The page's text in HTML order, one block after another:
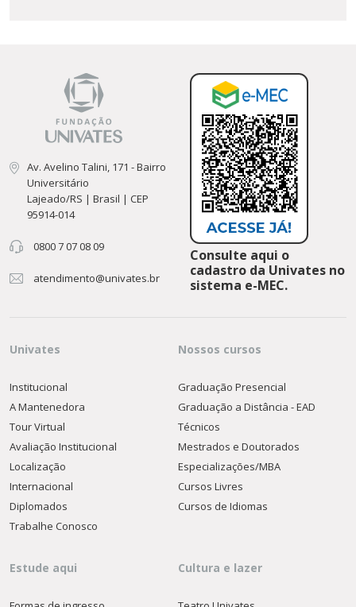
Av. Avelino Talini, 171 - Bairro
Universitário
Lajeado/RS | Brasil | CEP
95914-014
0800 7 07 08 09
atendimento@univates.br
Consulte aqui o
cadastro da Univates no
sistema e-MEC.
Univates
Institucional
A Mantenedora
Tour Virtual
Avaliação Institucional
Localização
Internacional
Diplomados
Trabalhe Conosco
Nossos cursos
Graduação Presencial
Graduação a Distância - EAD
Técnicos
Mestrados e Doutorados
Especializações/MBA
Cursos Livres
Cursos de Idiomas
Estude aqui Cultura e lazer